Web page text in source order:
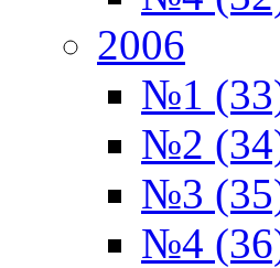
2006
№1
№2
№3
№4